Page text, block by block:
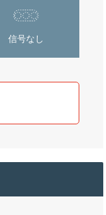
信号なし